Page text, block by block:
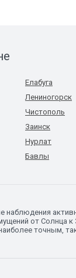
Елабуга
Лениногорск
Чистополь
Заинск
Нурлат
Бавлы
наблюдения
от Солнца
точным,